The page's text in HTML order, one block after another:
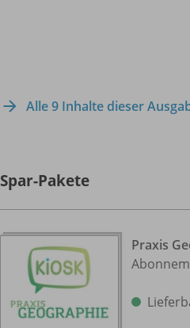
Alle 9 Inhalte dieser
Spar-Pakete
Praxis